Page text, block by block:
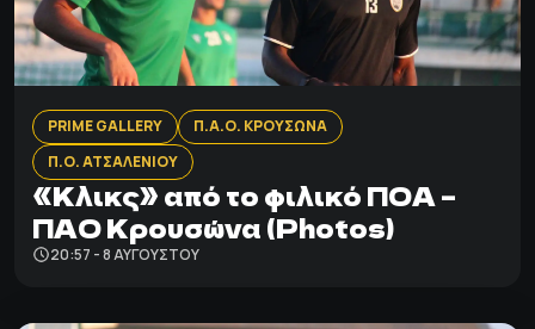
PRIME GALLERY
Π.Α.Ο. ΚΡΟΥΣΩΝΑ
Π.Ο. ΑΤΣΑΛΕΝΙΟΥ
«Κλικς» από το φιλικό ΠΟΑ –
ΠΑΟ Κρουσώνα (Photos)
20:57 - 8 ΑΥΓΟΎΣΤΟΥ